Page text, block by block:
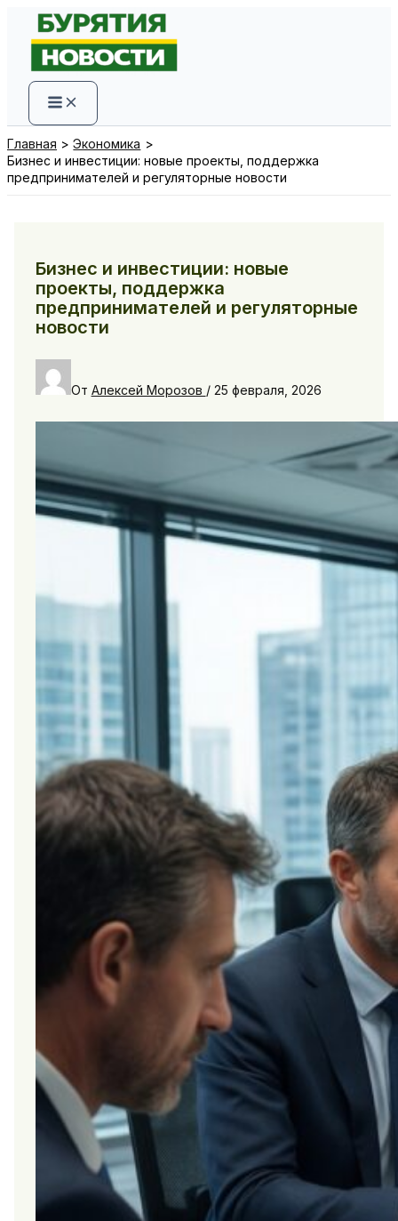
Перейти
содержимому
Главная
Экономика
Бизнес и инвестиции: новые проекты, поддержка
предпринимателей и регуляторные новости
Бизнес и инвестиции: новые
проекты, поддержка
предпринимателей и регуляторные
новости
От Алексей Морозов / 25 февраля, 2026